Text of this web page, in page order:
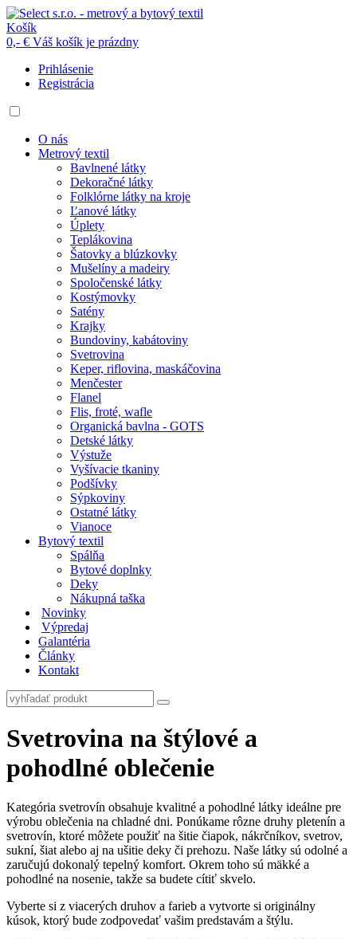
Košík
0,- € Váš košík je prázdny
Prihlásenie
Registrácia
O nás
Metrový textil
Bavlnené látky
Dekoračné látky
Folklórne látky na kroje
Ľanové látky
Úplety
Teplákovina
Šatovky a blúzkovky
Mušelíny a madeiry
Spoločenské látky
Kostýmovky
Satény
Krajky
Bundoviny, kabátoviny
Svetrovina
Keper, riflovina, maskáčovina
Menčester
Flanel
Flis, froté, wafle
Organická bavlna - GOTS
Detské látky
Výstuže
Vyšívacie tkaniny
Podšívky
Sýpkoviny
Ostatné látky
Vianoce
Bytový textil
Spálňa
Bytové doplnky
Deky
Nákupná taška
Novinky
Výpredaj
Galantéria
Články
Kontakt
Svetrovina na štýlové a
pohodlné oblečenie
Kategória svetrovín obsahuje kvalitné a pohodlné látky ideálne pre
výrobu oblečenia na chladné dni. Ponúkame rôzne druhy pletenín a
svetrovín, ktoré môžete použiť na šitie čiapok, nákrčníkov, svetrov,
sukní, šiat alebo aj na ušitie deky či prehozu. Naše látky sú odolné a
zaručujú dokonalý tepelný komfort. Okrem toho sú mäkké a
pohodlné na nosenie, takže sa budete cítiť skvelo.
Vyberte si z viacerých druhov a farieb a vytvorte si originálny
kúsok, ktorý bude zodpovedať vašim predstavám a štýlu.